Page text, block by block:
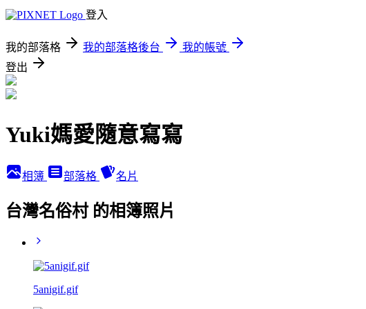
登入
我的部落格 我的部落格後台
我的帳號
登出
Yuki媽愛隨意寫寫
相簿 部落格 名片
台灣名俗村 的相簿照片
5anigif.gif